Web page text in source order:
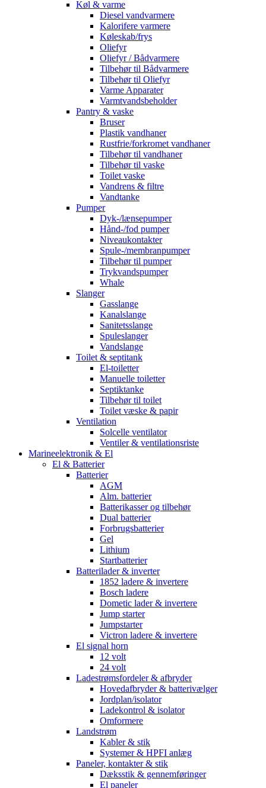
Køl & varme
Diesel vandvarmere
Kalorifere varmere
Køleskab/frys
Oliefyr
Oliefyr / Bådvarmere
Tilbehør til Bådvarmere
Tilbehør til Oliefyr
Varme Apparater
Varmtvandsbeholder
Pantry & vaske
Bruser
Plastik vandhaner
Rustfrie/forkromet vandhaner
Tilbehør til vandhaner
Tilbehør til vaske
Toilet vaske
Vandrens & filtre
Vandtanke
Pumper
Dyk-/lænsepumper
Hånd-/fod pumper
Niveaukontakter
Spule-/membranpumper
Tilbehør til pumper
Trykvandspumper
Whale
Slanger
Gasslange
Kanalslange
Sanitetsslange
Spuleslanger
Vandslange
Toilet & septitank
El-toiletter
Manuelle toiletter
Septiktanke
Tilbehør til toilet
Toilet væske & papir
Ventilation
Solcelle ventilator
Ventiler & ventilationsriste
Marineelektronik & El
El & Batterier
Batterier
AGM
Alm. batterier
Batterikasser og tilbehør
Dual batterier
Forbrugsbatterier
Gel
Lithium
Startbatterier
Batterilader & inverter
1852 ladere & invertere
Bosch ladere
Dometic lader & invertere
Jump starter
Jumpstarter
Victron ladere & invertere
El signal horn
12 volt
24 volt
Ladestrømsfordeler & afbryder
Hovedafbryder & batterivælger
Jordplan/isolator
Ladekontrol & isolator
Omformere
Landstrøm
Kabler & stik
Systemer & HPFI anlæg
Paneler, kontakter & stik
Dæksstik & gennemføringer
El paneler